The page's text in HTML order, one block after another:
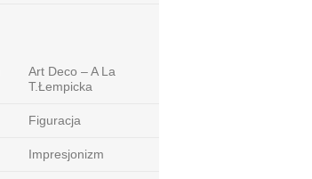
Art Deco – A La
T.Łempicka
Figuracja
Impresjonizm